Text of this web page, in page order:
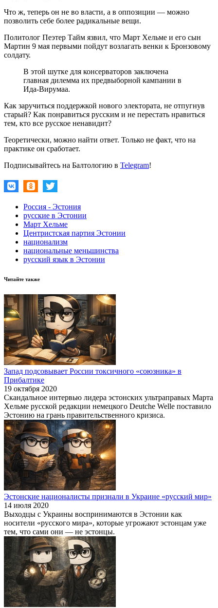
Что ж, теперь он не во власти, а в оппозиции — можно
позволить себе более радикальные вещи.
Политолог Пеэтер Тайм язвил, что Март Хельме и его сын
Мартин 9 мая первыми пойдут возлагать венки к Бронзовому
солдату.
В этой шутке для консерваторов заключена
главная дилемма их предвыборной кампании в
Ида-Вирумаа.
Как заручиться поддержкой нового электората, не отпугнув
старый? Как понравиться русским и не перестать нравиться
тем, кто все русское ненавидит?
Теоретически, можно найти ответ. Только не факт, что на
практике он сработает.
Подписывайтесь на Балтологию в Telegram!
Россия - Эстония
русские в Эстонии
Март Хельме
Центристская партия Эстонии
национализм
национальные меньшинства
русский язык в Эстонии
Читайте также
Запад подсовывает России токсичного «союзника» в
Прибалтике
19 октября 2020
Скандальное интервью лидера эстонских ультраправых Марта
Хельме русской редакции немецкого Deutche Welle поставило
Эстонию на грань правительственного кризиса.
Эстонские националисты признали в Украине «русский мир»
14 июля 2020
Выходцы с Украины воспринимаются в Эстонии как
носители «русского мира», которые угрожают эстонцам уже
тем, что сами они — не эстонцы.